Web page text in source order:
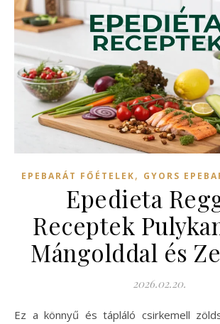
EPEBARÁT FŐÉTELEK, GYORS
Epedieta
Receptek
Mángolddal és
2026.02.20.
Ez a könnyű és tápláló csirkemell zöldségágyon recept